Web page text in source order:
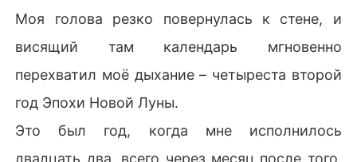
Моя голова резко повернулась к стене, и
висящий там календарь мгновенно
перехватил моё дыхание – четыреста второй
год Эпохи Новой Луны.
Это был год, когда мне исполнилось
двадцать два, всего через месяц после того,